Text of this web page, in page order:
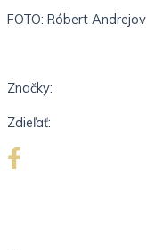
FOTO: Róbert Andrejov
Značky:
Zdieľať: